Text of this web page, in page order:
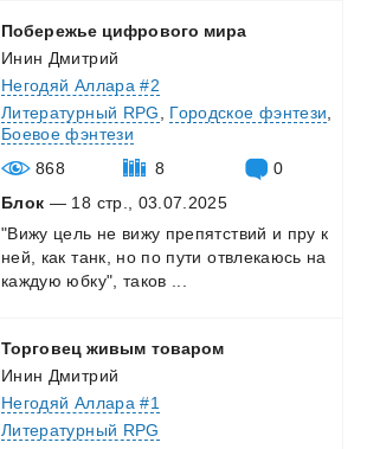
Побережье цифрового мира
Инин Дмитрий
Негодяй Аллара #2
Литературный RPG
Городское фэнтези
Боевое фэнтези
868
8
0
Блок — 18 стр., 03.07.2025
"Вижу цель не вижу препятствий и пру к
ней,
как танк, но по пути отвлекаюсь на
каждую юбку", таков
Торговец живым товаром
Инин Дмитрий
Негодяй Аллара #1
Литературный RPG